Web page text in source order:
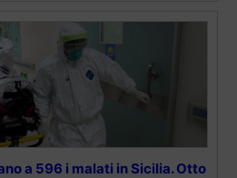
a 596 i malati in Sicilia. Otto